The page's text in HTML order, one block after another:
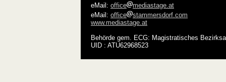
eMail: office
mediastage.at
eMail: office
stammersdorf.com
www.mediastage.at
Behörde gem. ECG: Magistratisches
UID : ATU62968523